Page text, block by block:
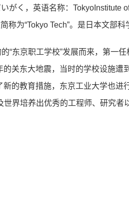
がく，英语名称：
称为“Tokyo Tech”。是⽇本⽂部
东京职⼯学校”发展⽽来，第⼀
关东⼤地震，当时的学校设施
的教育措施，东京⼯业⼤学也
界培养出优秀的⼯程师、研究